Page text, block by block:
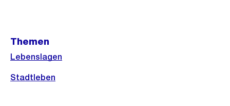
Informationen
Themen
Lebenslagen
Stadtleben